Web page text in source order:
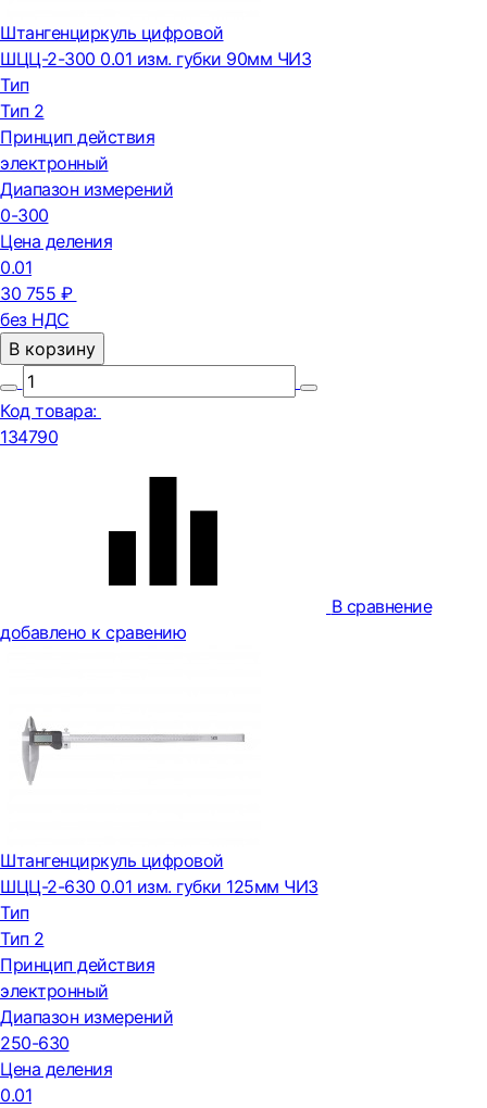
Штангенциркуль цифровой
ШЦЦ-2-300 0.01 изм. губки 90мм ЧИЗ
Тип
Тип 2
Принцип действия
электронный
Диапазон измерений
0-300
Цена деления
0.01
30 755 ₽
без НДС
В корзину
Код товара:
134790
В сравнение
добавлено к сравению
Штангенциркуль цифровой
ШЦЦ-2-630 0.01 изм. губки 125мм ЧИЗ
Тип
Тип 2
Принцип действия
электронный
Диапазон измерений
250-630
Цена деления
0.01